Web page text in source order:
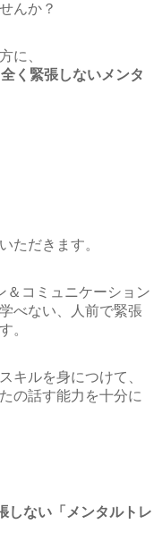
んか？
に、
く緊張しないメンタ
ただきます。
＆コミュニケーション
べない、人前で緊張
。
キルを身につけて、
の話す能力を十分に
しない「メンタルトレ